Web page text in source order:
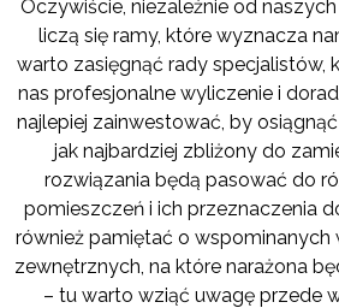
Oczywiście, niezależnie od
liczą się ramy, które wyznacza
warto zasięgnąć rady specjalistów,
nas profesjonalne wyliczenie i
najlepiej zainwestować, by
jak najbardziej zbliżony do
rozwiązania będą pasować do
pomieszczeń i ich przeznaczenia
również pamiętać o wspominanych
zewnętrznych, na które narażona
– tu warto wziąć uwagę przede